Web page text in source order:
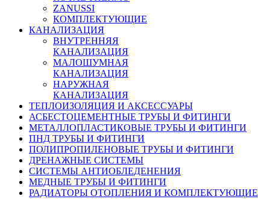
ZANUSSI
КОМПЛЕКТУЮЩИЕ
КАНАЛИЗАЦИЯ
ВНУТРЕННЯЯ
КАНАЛИЗАЦИЯ
МАЛОШУМНАЯ
КАНАЛИЗАЦИЯ
НАРУЖНАЯ
КАНАЛИЗАЦИЯ
ТЕПЛОИЗОЛЯЦИЯ И АКСЕССУАРЫ
АСБЕСТОЦЕМЕНТНЫЕ ТРУБЫ И ФИТИНГИ
МЕТАЛЛОПЛАСТИКОВЫЕ ТРУБЫ И ФИТИНГИ
ПНД ТРУБЫ И ФИТИНГИ
ПОЛИПРОПИЛЕНОВЫЕ ТРУБЫ И ФИТИНГИ
ДРЕНАЖНЫЕ СИСТЕМЫ
СИСТЕМЫ АНТИОБЛЕДЕНЕНИЯ
МЕДНЫЕ ТРУБЫ И ФИТИНГИ
РАДИАТОРЫ ОТОПЛЕНИЯ И КОМПЛЕКТУЮЩИЕ